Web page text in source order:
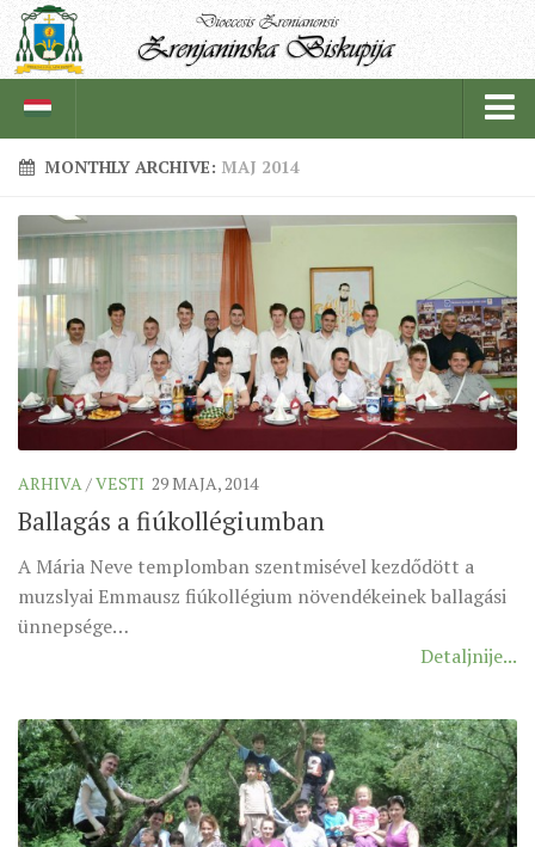
BISKUPSKI ORDINARIJAT
ISTORIJAT
CRKVENE INSTITUCIJE
SVEŠTENICI
REDOVNICI
IN MEMORIAM
ŽUPE
SEVERNI DEKANAT
SREDNJI DEKANAT
JUŽNI DEKANAT
SINODA
DEKRET
SINODSKA MOLITVA
MONTHLY ARCHIVE: MAJ 2014
ARHIVA/VESTI 29 MAJA, 2014
Ballagás a fiúkollégiumban
A Mária Neve templomban szentmisével kezdődött a
muzslyai Emmausz fiúkollégium növendékeinek ballagási
ünnepsége…
Detaljnije...